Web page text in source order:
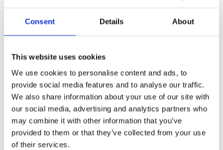
Consent Details About
This website uses cookies
We use cookies to personalise content and ads, to
provide social media features and to analyse our traffic.
We also share information about your use of our site with
our social media, advertising and analytics partners who
may combine it with other information that you’ve
provided to them or that they’ve collected from your use
of their services.
Protezione
contro le scosse elettriche, specialmente in
lavoro riducendo il rischio di incidenti dovuti a scariche
elettrostatiche
Il tappetino da lavoro ESD riduce l'accumulo di polvere e
l'attrazione statica dello sporco sulle superfici
Protezione di materiali e dispositivi sensibili che possono
essere danneggiati da scariche elettrostatiche
Tappetino da lavoro ESD per banchi da lavoro, linee di
montaggio, tavoli di montaggio, laboratori, banconi e